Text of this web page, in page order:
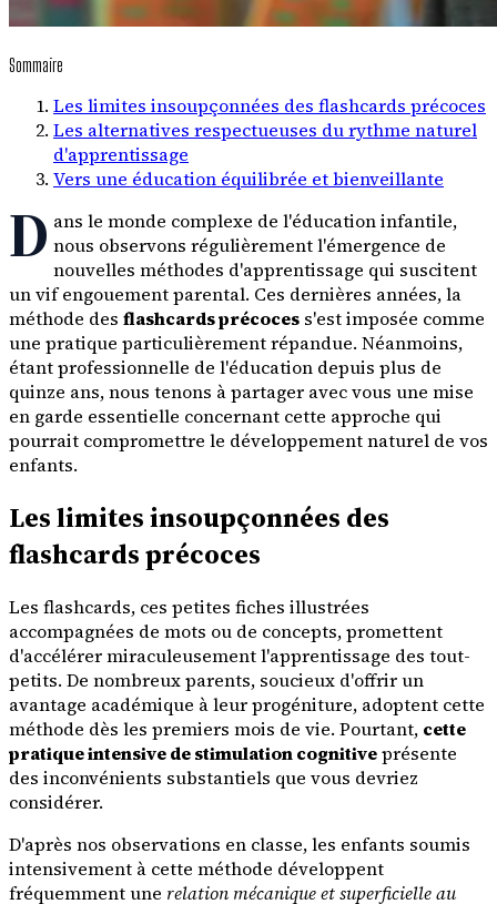
Sommaire
Les limites insoupçonnées des flashcards précoces
Les alternatives respectueuses du rythme naturel
d'apprentissage
Vers une éducation équilibrée et bienveillante
D ans le monde complexe de l'éducation infantile,
nous observons régulièrement l'émergence de
nouvelles méthodes d'apprentissage qui suscitent
un vif engouement parental. Ces dernières années, la
méthode des flashcards précoces s'est imposée comme
une pratique particulièrement répandue. Néanmoins,
étant professionnelle de l'éducation depuis plus de
quinze ans, nous tenons à partager avec vous une mise
en garde essentielle concernant cette approche qui
pourrait compromettre le développement naturel de vos
enfants.
Les limites insoupçonnées des
flashcards précoces
Les flashcards, ces petites fiches illustrées
accompagnées de mots ou de concepts, promettent
d'accélérer miraculeusement l'apprentissage des tout-
petits. De nombreux parents, soucieux d'offrir un
avantage académique à leur progéniture, adoptent cette
méthode dès les premiers mois de vie. Pourtant, cette
pratique intensive de stimulation cognitiveprésente
des inconvénients substantiels que vous devriez
considérer.
D'après nos observations en classe, les enfants soumis
intensivement à cette méthode développent
fréquemment une relation mécanique et superficielle au